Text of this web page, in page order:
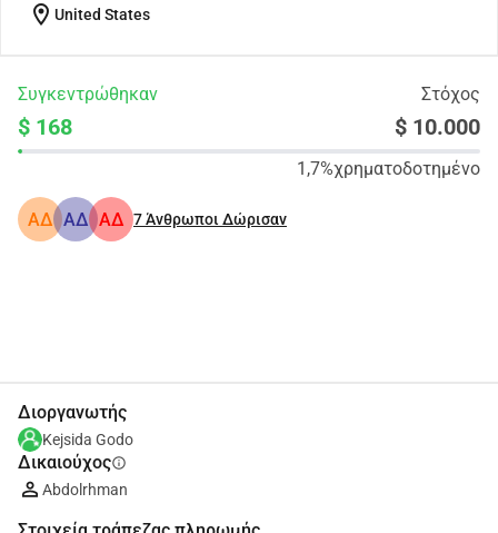
location_on United States
Συγκεντρώθηκαν Στόχος
$ 168 $ 10.000
1,7%χρηματοδοτημένο
ΑΔ ΑΔ ΑΔ 7Άνθρωποι Δώρισαν
Διοργανωτής
Kejsida Godo
Δικαιούχοςinfo
Abdolrhman